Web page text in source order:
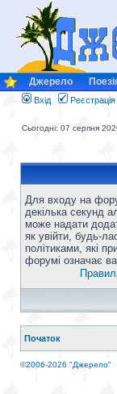
Джерело
Вхід Реєстрація
Сьогодні: 07 серпня
Для входу на
декілька секунд
може надати
як увійти, будь-
політиками, які
форумі означає
Початок
©2006-2026 "Джерело"